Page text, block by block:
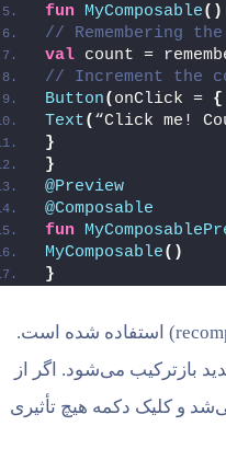
fun
MyComposable()
// Remembering
val count =
// Increment the
Button( onClick = {
Text( “Click me!
}
}
@Preview
@Composable
fun
MyComposable()
}
در طول بازترکیب‌ها (recompositions) استفاده شده است.
به مقدار اولیه (0) تنظیم می‌شد و کلیک دکمه هیچ تأثیری